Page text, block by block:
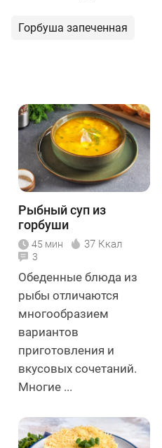
Горбуша запеченная
Рыбный суп из
горбуши
45 мин 37 Ккал
3
Обеденные блюда из
рыбы отличаются
многообразием
вариантов
приготовления и
вкусовых сочетаний.
Многие ...